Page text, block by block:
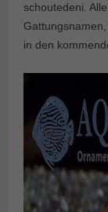
schoutedeni.
in den